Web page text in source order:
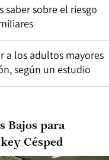
saber sobre el riesgo
a los adultos mayores
según un estudio
Bajos para
Césped